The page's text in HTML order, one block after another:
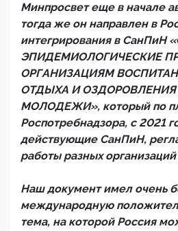
Минпросвет еще в начале
тогда же он направлен в
интегрирования в СанПиН
ЭПИДЕМИОЛОГИЧЕСКИЕ
ОРГАНИЗАЦИЯМ
ОТДЫХА И ОЗДОРОВЛЕНИЯ
МОЛОДЕЖИ», который по
Роспотребнадзора, с 2021
действующие СанПиН,
работы разных
Наш документ имел очень
международную
тема, на которой Россия